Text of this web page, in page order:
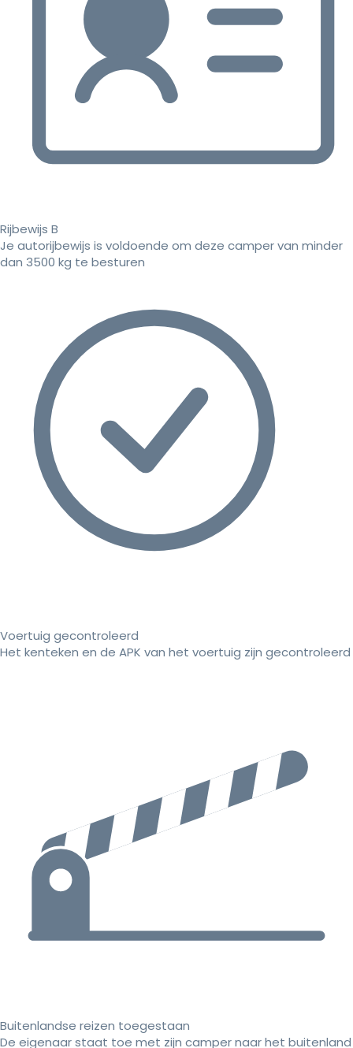
Rijbewijs B
Je autorijbewijs is voldoende om deze camper van minder
dan 3500 kg te besturen
Voertuig gecontroleerd
Het kenteken en de APK van het voertuig zijn gecontroleerd
Buitenlandse reizen toegestaan
De eigenaar staat toe met zijn camper naar het buitenland